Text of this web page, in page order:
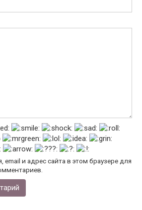
email и адрес сайта в этом браузере для